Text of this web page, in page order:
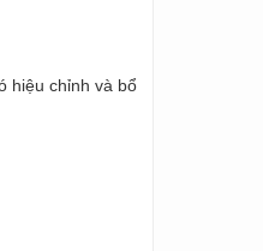
hiệu chỉnh và bổ